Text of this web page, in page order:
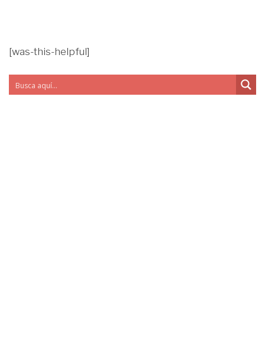
[was-this-helpful]